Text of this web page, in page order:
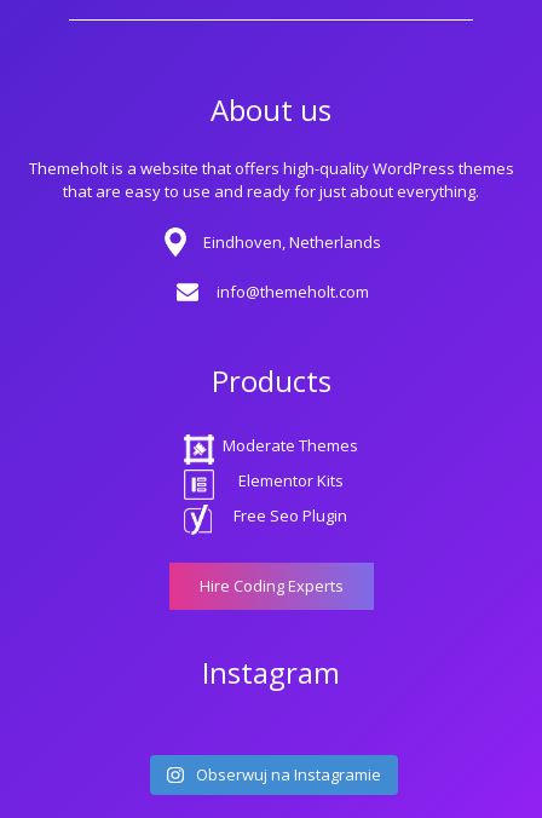
About us
Themeholt is a website that offers high-quality WordPress themes
that are easy to use and ready for just about everything.
Eindhoven, Netherlands
info@themeholt.com
Products
Moderate Themes
Elementor Kits
Free Seo Plugin
Hire Coding Experts
Instagram
Obserwuj na Instagramie